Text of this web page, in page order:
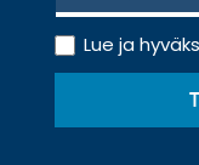
h
k
ö
s
T
i
o
Lue ja